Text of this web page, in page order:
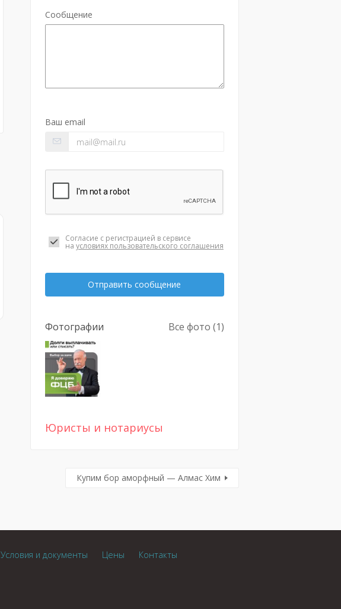
Сообщение
Ваш email
Согласие с регистрацией в сервисе
на условиях пользовательского соглашения
Отправить сообщение
Фотографии Все фото (1)
Юристы и нотариусы
Купим бор аморфный — Алмас Хим
Условия и документы Цены Контакты